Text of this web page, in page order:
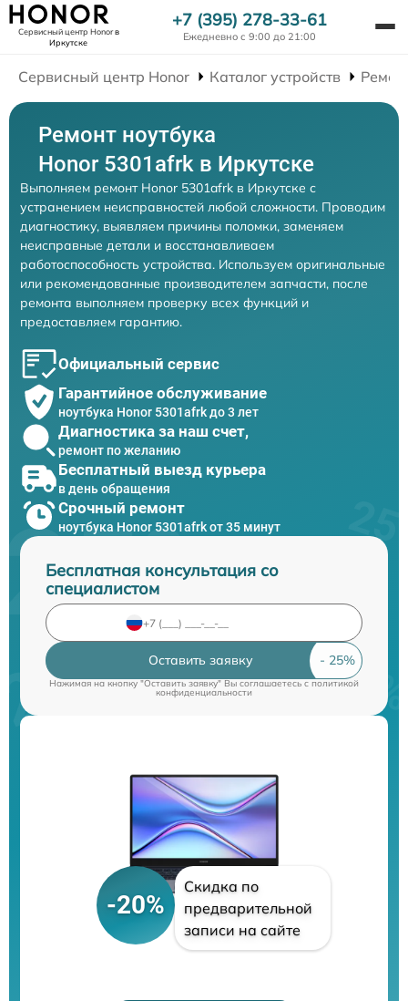
Сервисный центр Honorв
Иркутске
+7 (395) 278-33-61
Ежедневно с 9:00 до 21:00
Сервисный центр Honor Каталог устройств
Ремонт ноутбука
Honor 5301afrk в Иркутске
Выполняем ремонт Honor 5301afrk в Иркутске с
устранением неисправностей любой сложности. Проводим
диагностику, выявляем причины поломки, заменяем
неисправные детали и восстанавливаем
работоспособность устройства. Используем оригинальные
или рекомендованные производителем запчасти, после
ремонта выполняем проверку всех функций и
предоставляем гарантию.
Официальный сервис
Гарантийное обслуживание
ноутбука Honor 5301afrk до 3 лет
Диагностика за наш счет,
ремонт по желанию
Бесплатный выезд курьера
в день обращения
Срочный ремонт
ноутбука Honor 5301afrk от 35 минут
Бесплатная консультация со
специалистом
Оставить заявку
Нажимая на кнопку "Оставить заявку" Вы соглашаетесь cполитикой
конфиденциальности
-20%
Скидка по
предварительной
записи на сайте